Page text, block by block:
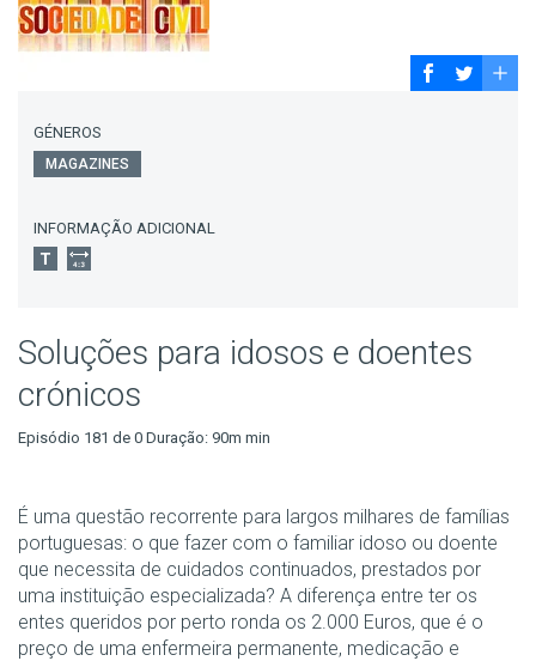
GÉNEROS
MAGAZINES
INFORMAÇÃO ADICIONAL
Soluções para idosos e doentes
crónicos
Episódio 181 de 0 Duração: 90m min
É uma questão recorrente para largos milhares de famílias
portuguesas: o que fazer com o familiar idoso ou doente
que necessita de cuidados continuados, prestados por
uma instituição especializada? A diferença entre ter os
entes queridos por perto ronda os 2.000 Euros, que é o
preço de uma enfermeira permanente, medicação e